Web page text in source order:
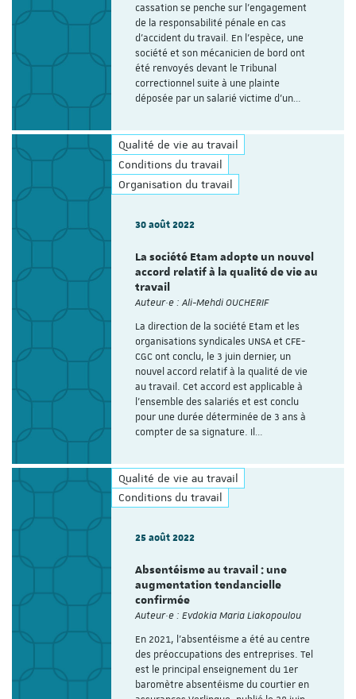
cassation se penche sur l’engagement
de la responsabilité pénale en cas
d’accident du travail. En l’espèce, une
société et son mécanicien de bord ont
été renvoyés devant le Tribunal
correctionnel suite à une plainte
déposée par un salarié victime d'un…
Qualité de vie au travail
Conditions du travail
Organisation du travail
30 août 2022
La société Etam adopte un nouvel
accord relatif à la qualité de vie au
travail
Auteur·e : Ali-Mehdi OUCHERIF
La direction de la société Etam et les
organisations syndicales UNSA et CFE-
CGC ont conclu, le 3 juin dernier, un
nouvel accord relatif à la qualité de vie
au travail. Cet accord est applicable à
l’ensemble des salariés et est conclu
pour une durée déterminée de 3 ans à
compter de sa signature. Il…
Qualité de vie au travail
Conditions du travail
25 août 2022
Absentéisme au travail : une
augmentation tendancielle
confirmée
Auteur·e : Evdokia Maria Liakopoulou
En 2021, l’absentéisme a été au centre
des préoccupations des entreprises. Tel
est le principal enseignement du 1er
baromètre absentéisme du courtier en